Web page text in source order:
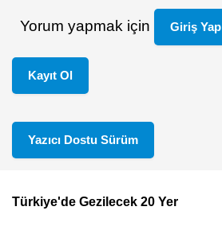
Yorum yapmak için Giriş Yap
Kayıt Ol
Yazıcı Dostu Sürüm
Footer
Türkiye'de Gezilecek 20 Yer